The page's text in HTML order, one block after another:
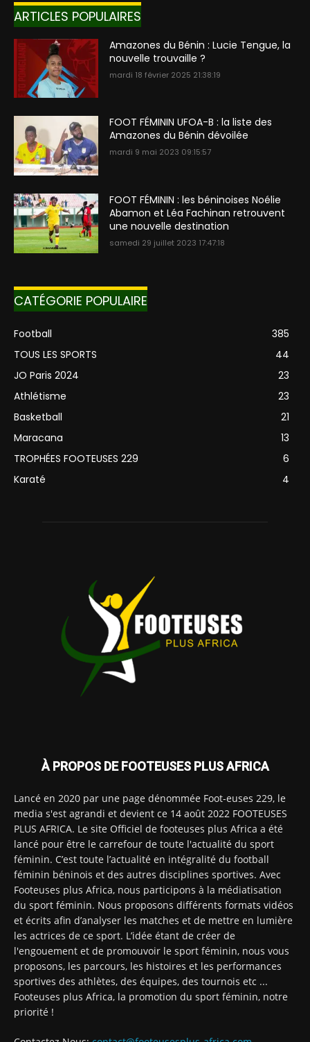
ARTICLES POPULAIRES
Amazones du Bénin : Lucie Tengue, la
nouvelle trouvaille ?
mardi 18 février 2025 21:38:19
FOOT FÉMININ UFOA-B : la liste des
Amazones du Bénin dévoilée
mardi 9 mai 2023 09:15:57
FOOT FÉMININ : les béninoises Noélie
Abamon et Léa Fachinan retrouvent
une nouvelle destination
samedi 29 juillet 2023 17:47:18
CATÉGORIE POPULAIRE
Football
385
TOUS LES SPORTS
44
JO Paris 2024
23
Athlétisme
23
Basketball
21
Maracana
13
TROPHÉES FOOTEUSES 229
6
Karaté
4
À PROPOS DE FOOTEUSES PLUS AFRICA
Lancé en 2020 par une page dénommée Foot-euses 229, le
media s'est agrandi et devient ce 14 août 2022 FOOTEUSES
PLUS AFRICA. Le site Officiel de footeuses plus Africa a été
lancé pour être le carrefour de toute l'actualité du sport
féminin. C’est toute l’actualité en intégralité du football
féminin béninois et des autres disciplines sportives. Avec
Footeuses plus Africa, nous participons à la médiatisation
du sport féminin. Nous proposons différents formats vidéos
et écrits afin d’analyser les matches et de mettre en lumière
les actrices de ce sport. L’idée étant de créer de
l'engouement et de promouvoir le sport féminin, nous vous
proposons, les parcours, les histoires et les performances
sportives des athlètes, des équipes, des tournois etc ...
Footeuses plus Africa, la promotion du sport féminin, notre
priorité !